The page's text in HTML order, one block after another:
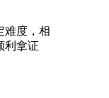
难度，相
利拿证